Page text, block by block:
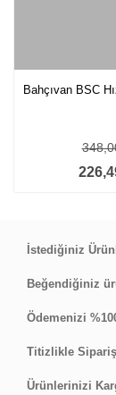
Bahçıvan BSC
İstediğiniz
Beğendiğiniz
Ödemenizi
Titizlikle
Ürünlerinizi